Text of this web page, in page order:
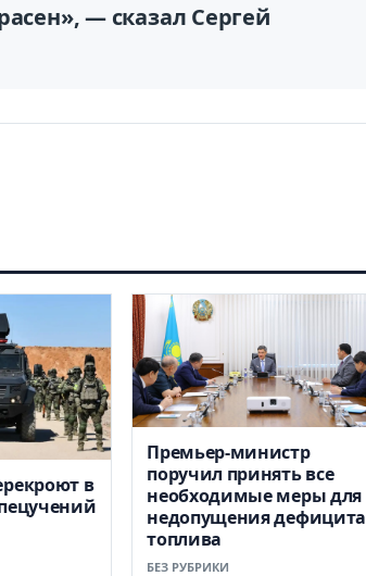
— сказал Сергей
в
Премьер-министр
поручил принять все
необходимые меры для
недопущения дефицита
топлива
БЕЗ РУБРИКИ